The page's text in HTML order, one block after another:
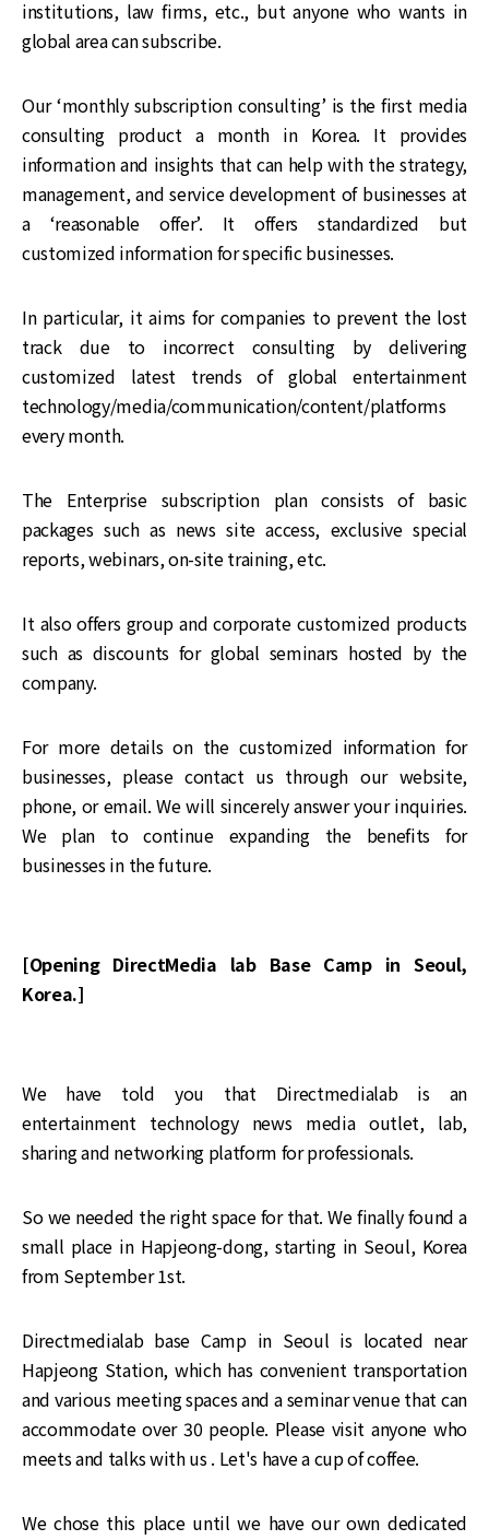
institutions, law firms, etc., but anyone who wants in
global area can subscribe.
Our ‘monthly subscription consulting’ is the first media
consulting product a month in Korea. It provides
information and insights that can help with the strategy,
management, and service development of businesses at
a ‘reasonable offer’. It offers standardized but
customized information for specific businesses.
In particular, it aims for companies to prevent the lost
track due to incorrect consulting by delivering
customized latest trends of global entertainment
technology/media/communication/content/platforms
every month.
The Enterprise subscription plan consists of basic
packages such as news site access, exclusive special
reports, webinars, on-site training, etc.
It also offers group and corporate customized products
such as discounts for global seminars hosted by the
company.
For more details on the customized information for
businesses, please contact us through our website,
phone, or email. We will sincerely answer your inquiries.
We plan to continue expanding the benefits for
businesses in the future.
[Opening DirectMedia lab Base Camp in Seoul,
Korea.]
We have told you that Directmedialab is an
entertainment technology news media outlet, lab,
sharing and networking platform for professionals.
So we needed the right space for that. We finally found a
small place in Hapjeong-dong, starting in Seoul, Korea
from September 1st.
Directmedialab base Camp in Seoul is located near
Hapjeong Station, which has convenient transportation
and various meeting spaces and a seminar venue that can
accommodate over 30 people. Please visit anyone who
meets and talks with us . Let's have a cup of coffee.
We chose this place until we have our own dedicated